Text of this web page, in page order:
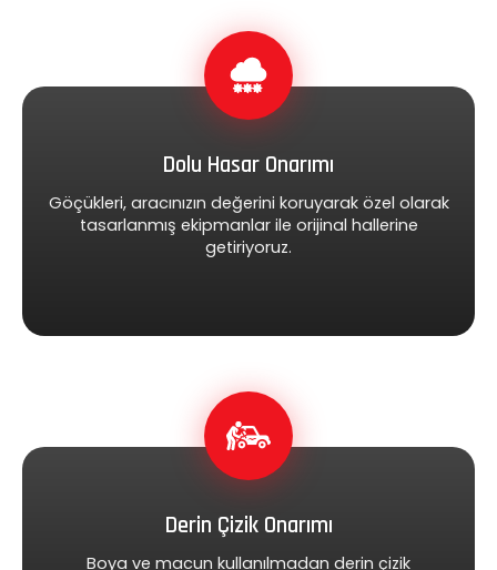
Dolu Hasar Onarımı
Göçükleri, aracınızın değerini koruyarak özel olarak
tasarlanmış ekipmanlar ile orijinal hallerine
getiriyoruz.
Derin Çizik Onarımı
Boya ve macun kullanılmadan derin çizik